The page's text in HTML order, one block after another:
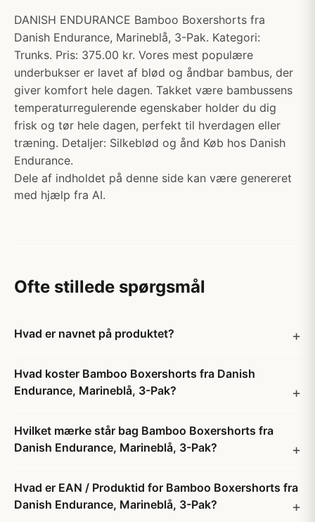
DANISH ENDURANCE Bamboo Boxershorts fra
Danish Endurance, Marineblå, 3-Pak. Kategori:
Trunks. Pris: 375.00 kr. Vores mest populære
underbukser er lavet af blød og åndbar bambus, der
giver komfort hele dagen. Takket være bambussens
temperaturregulerende egenskaber holder du dig
frisk og tør hele dagen, perfekt til hverdagen eller
træning. Detaljer: Silkeblød og ånd Køb hos Danish
Endurance.
Dele af indholdet på denne side kan være genereret
med hjælp fra AI.
Ofte stillede spørgsmål
Hvad er navnet på produktet?
Hvad koster Bamboo Boxershorts fra Danish
Endurance, Marineblå, 3-Pak?
Hvilket mærke står bag Bamboo Boxershorts fra
Danish Endurance, Marineblå, 3-Pak?
Hvad er EAN / Produktid for Bamboo Boxershorts fra
Danish Endurance, Marineblå, 3-Pak?